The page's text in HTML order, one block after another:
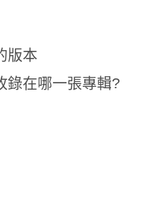
版本
錄在哪一張專輯?